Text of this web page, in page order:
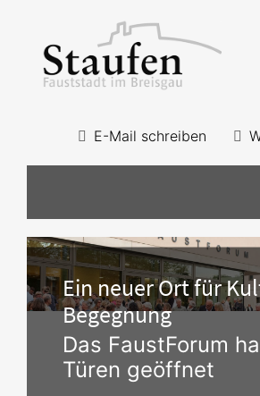
E-Mail schreiben
Ein neuer Ort für
Begegnung
Das FaustForum
Türen geöffnet